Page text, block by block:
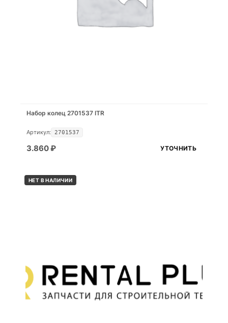
Набор колец 2701537 ITR
Артикул: 2701537
3.860₽ УТОЧНИТЬ
НЕТ В НАЛИЧИИ